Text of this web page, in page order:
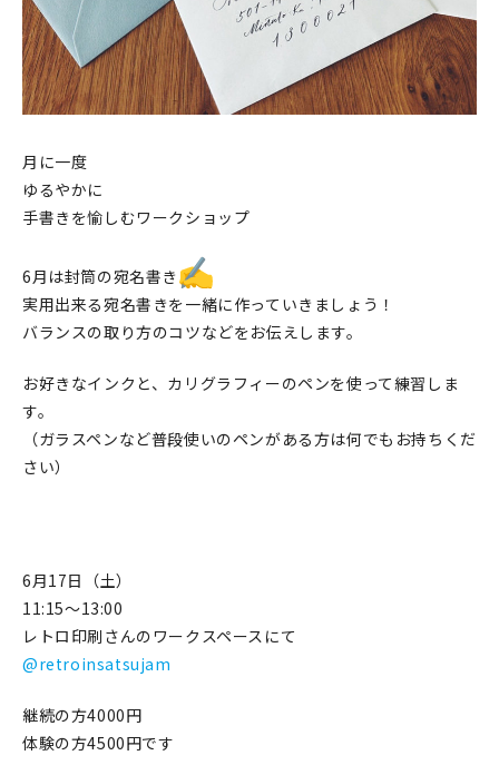
文房具
雑貨
はんこ
JAMグッズ
在庫限り
おすすめ特集
ギャラリー
月に一度
ゆるやかに
手書きを愉しむワークショップ
6月は封筒の宛名書き
実用出来る宛名書きを一緒に作っていきましょう！
バランスの取り方のコツなどをお伝えします。
お好きなインクと、カリグラフィーのペンを使って練習しま
す。
（ガラスペンなど普段使いのペンがある方は何でもお持ちくだ
さい）
6月17日（土）
11:15〜13:00
レトロ印刷さんのワークスペースにて
@retroinsatsujam
継続の方4000円
体験の方4500円です